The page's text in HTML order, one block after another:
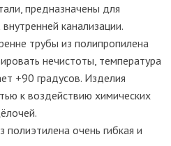
предназначены для
канализации.
трубы из полипропилена
нечистоты, температура
+90 градусов. Изделия
к воздействию химических
полиэтилена очень гибкая и